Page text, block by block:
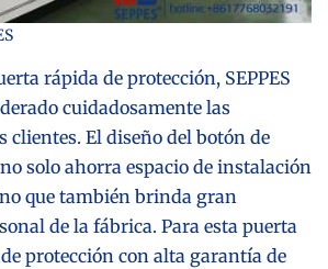
rápida de protección, SEPPES
cuidadosamente las
clientes. El diseño del botón de
solo ahorra espacio de instalación
que también brinda gran
de la fábrica. Para esta puerta
protección con alta garantía de